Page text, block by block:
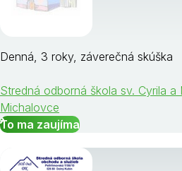
Denná, 3 roky, záverečná skúška
Stredná odborná škola sv. Cyrila a
Michalovce
To ma zaujíma